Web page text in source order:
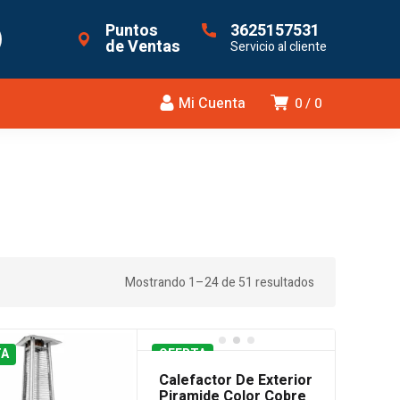
Puntos
de Ventas
3625157531
Servicio al cliente
0 0
Mi Cuenta
Mostrando 1–24 de 51 resultados
OFERTA
Calefactor De Exterior